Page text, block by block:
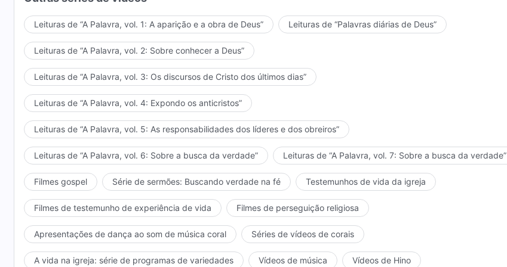
Leituras de “A Palavra, vol. 1: A aparição e a obra de Deus” Leituras de “Palavras diárias de Deus”
Leituras de “A Palavra, vol. 2: Sobre conhecer a Deus”
Leituras de “A Palavra, vol. 3: Os discursos de Cristo dos últimos dias”
Leituras de “A Palavra, vol. 4: Expondo os anticristos”
Leituras de “A Palavra, vol. 5: As responsabilidades dos líderes e dos obreiros”
Leituras de “A Palavra, vol. 6: Sobre a busca da verdade” Leituras de “A Palavra, vol. 7: Sobre a busca da verdade”
Filmes gospel Série de sermões: Buscando verdade na fé Testemunhos de vida da igreja
Filmes de testemunho de experiência de vida Filmes de perseguição religiosa
Apresentações de dança ao som de música coral Séries de vídeos de corais
A vida na igreja: série de programas de variedades Vídeos de música Vídeos de Hino